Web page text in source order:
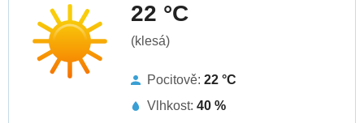
22 °C
(klesá)
Pocitově: 22 °C
Vlhkost: 40 %